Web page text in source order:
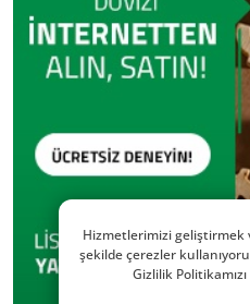
Hizmetlerimizi geliştirmek
şekilde çerezler
Gizlilik